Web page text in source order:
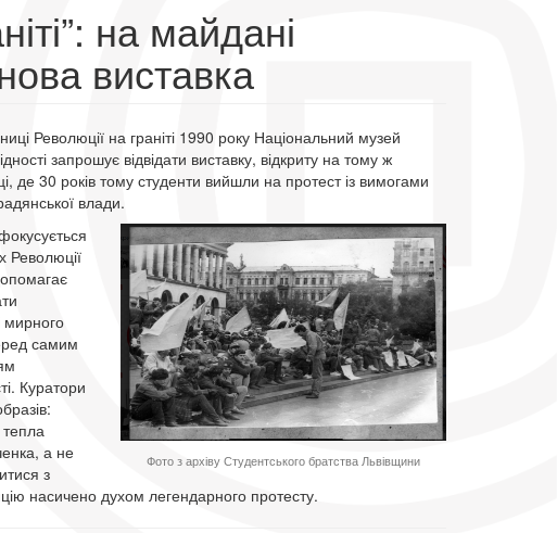
на майдані
виставка
Революції на граніті 1990 року Національний музей
запрошує відвідати виставку, відкриту на тому ж
де 30 років тому студенти вийшли на протест із вимогами
влади.
Фото з архіву Студентського братства Львівщини
Революції
мирного
самим
Куратори
а не
з
насичено духом легендарного протесту.